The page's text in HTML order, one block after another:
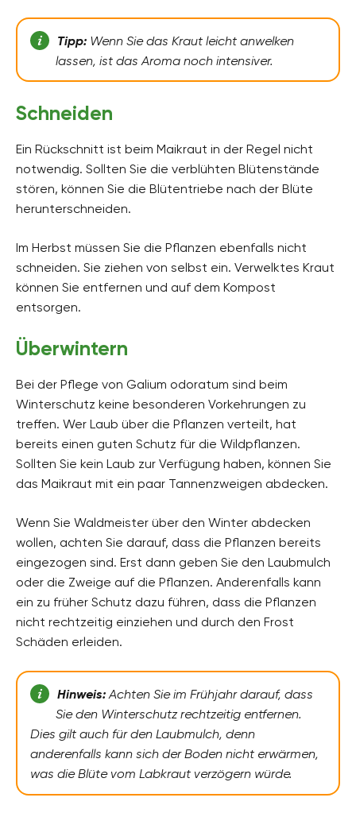
Tipp: Wenn Sie das Kraut leicht anwelken
lassen, ist das Aroma noch intensiver.
Schneiden
Ein Rückschnitt ist beim Maikraut in der Regel nicht
notwendig. Sollten Sie die verblühten Blütenstände
stören, können Sie die Blütentriebe nach der Blüte
herunterschneiden.
Im Herbst müssen Sie die Pflanzen ebenfalls nicht
schneiden. Sie ziehen von selbst ein. Verwelktes Kraut
können Sie entfernen und auf dem Kompost
entsorgen.
Überwintern
Bei der Pflege von Galium odoratum sind beim
Winterschutz keine besonderen Vorkehrungen zu
treffen. Wer Laub über die Pflanzen verteilt, hat
bereits einen guten Schutz für die Wildpflanzen.
Sollten Sie kein Laub zur Verfügung haben, können Sie
das Maikraut mit ein paar Tannenzweigen abdecken.
Wenn Sie Waldmeister über den Winter abdecken
wollen, achten Sie darauf, dass die Pflanzen bereits
eingezogen sind. Erst dann geben Sie den Laubmulch
oder die Zweige auf die Pflanzen. Anderenfalls kann
ein zu früher Schutz dazu führen, dass die Pflanzen
nicht rechtzeitig einziehen und durch den Frost
Schäden erleiden.
Hinweis:Achten Sie im Frühjahr darauf, dass
Sie den Winterschutz rechtzeitig entfernen.
Dies gilt auch für den Laubmulch, denn
anderenfalls kann sich der Boden nicht erwärmen,
was die Blüte vom Labkraut verzögern würde.